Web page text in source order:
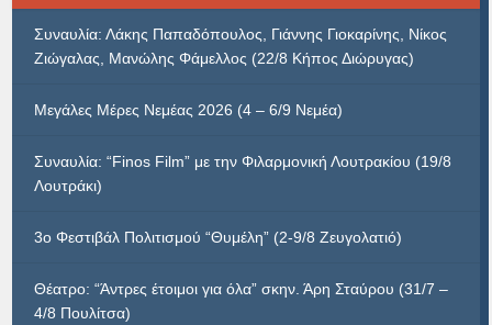
Συναυλία: Λάκης Παπαδόπουλος, Γιάννης Γιοκαρίνης, Νίκος
Ζιώγαλας, Μανώλης Φάμελλος (22/8 Κήπος Διώρυγας)
Μεγάλες Μέρες Νεμέας 2026 (4 – 6/9 Νεμέα)
Συναυλία: “Finos Film” με την Φιλαρμονική Λουτρακίου (19/8
Λουτράκι)
3ο Φεστιβάλ Πολιτισμού “Θυμέλη” (2-9/8 Ζευγολατιό)
Θέατρο: “Άντρες έτοιμοι για όλα” σκην. Άρη Σταύρου (31/7 –
4/8 Πουλίτσα)